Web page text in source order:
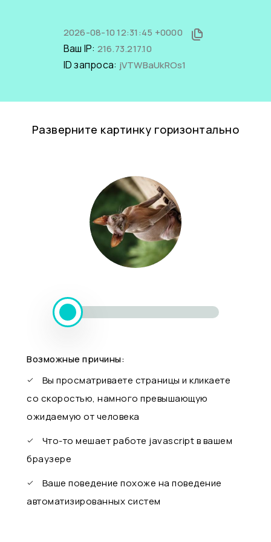
2026-08-10 12:31:45 +0000
Ваш IP: 216.73.217.10
ID запроса: jVTWBaUkROs1
Разверните картинку горизонтально
Возможные причины:
Вы просматриваете страницы и кликаете
со скоростью, намного превышающую
ожидаемую от человека
Что-то мешает работе javascript в вашем
браузере
Ваше поведение похоже на поведение
автоматизированных систем